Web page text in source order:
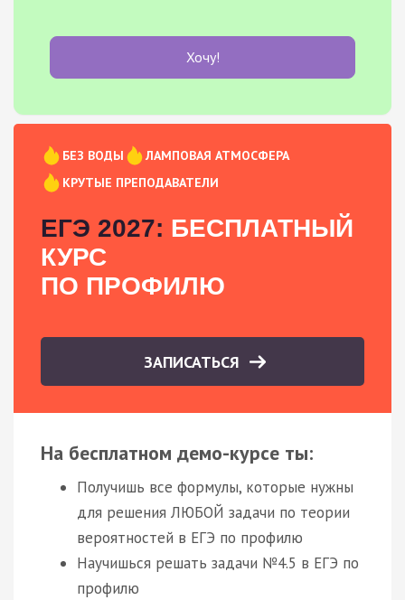
Хочу!
БЕЗ ВОДЫ
ЛАМПОВАЯ АТМОСФЕРА
КРУТЫЕ ПРЕПОДАВАТЕЛИ
ЕГЭ 2027: БЕСПЛАТНЫЙ
КУРС
ПО ПРОФИЛЮ
ЗАПИСАТЬСЯ
На бесплатном демо-курсе ты:
Получишь все формулы, которые нужны
для решения ЛЮБОЙ задачи по теории
вероятностей в ЕГЭ по профилю
Научишься решать задачи №4.5 в ЕГЭ по
профилю